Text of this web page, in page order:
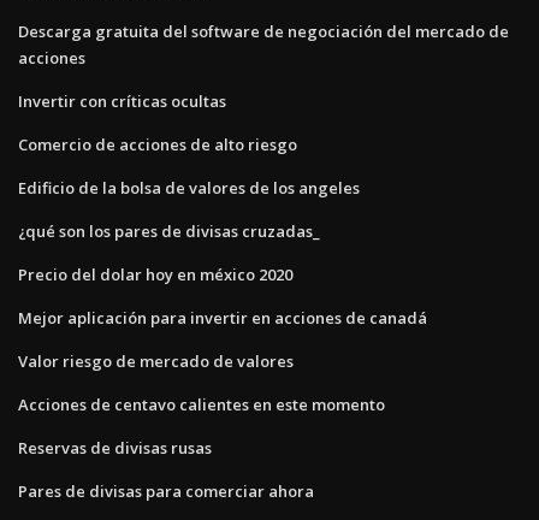
Descarga gratuita del software de negociación del mercado de
acciones
Invertir con críticas ocultas
Comercio de acciones de alto riesgo
Edificio de la bolsa de valores de los angeles
¿qué son los pares de divisas cruzadas_
Precio del dolar hoy en méxico 2020
Mejor aplicación para invertir en acciones de canadá
Valor riesgo de mercado de valores
Acciones de centavo calientes en este momento
Reservas de divisas rusas
Pares de divisas para comerciar ahora